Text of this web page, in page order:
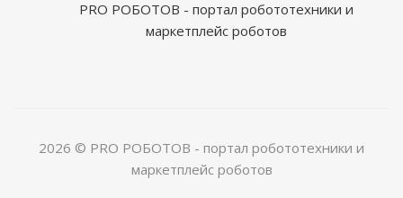
PRO РОБОТОВ - портал робототехники и
маркетплейс роботов
2026 © PRO РОБОТОВ - портал робототехники и
маркетплейс роботов